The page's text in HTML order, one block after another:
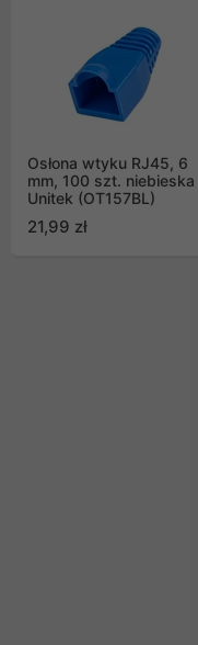
Osłona wtyku RJ45, 6
mm, 100 szt. niebieska
Unitek (OT157BL)
21,99 zł